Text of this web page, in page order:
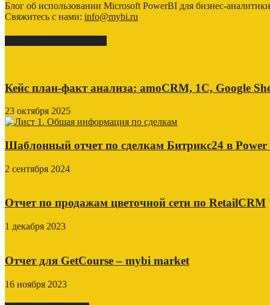
Блог об использовании Microsoft PowerBI для бизнес-
Свяжитесь с нами: info@mybi.ru
Кейс план-факт анализа: amoCRM, 1C, Google
23 октября 2025
Шаблонный отчет по сделкам Битрикс24 в
2 сентября 2024
Отчет по продажам цветочной сети по RetailCRM
1 декабря 2023
Отчет для GetCourse – mybi market
16 ноября 2023